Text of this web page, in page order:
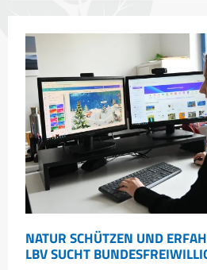
die
Scheidtobelbahn
NATUR SCHÜTZEN UND
LBV SUCHT